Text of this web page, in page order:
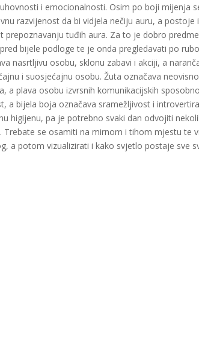
i emocionalnosti. Osim po boji mijenja
razvijenost da bi vidjela nečiju auru, a postoje
prepoznavanju tuđih aura. Za to je dobro
bijele podloge te je onda pregledavati po
nasrtljivu osobu, sklonu zabavi i akciji, a
i suosjećajnu osobu. Žuta označava
a plava osobu izvrsnih komunikacijskih
a bijela boja označava sramežljivost i
higijenu, pa je potrebno svaki dan odvojiti
Trebate se osamiti na mirnom i tihom mjestu te
a potom vizualizirati i kako svjetlo postaje sve